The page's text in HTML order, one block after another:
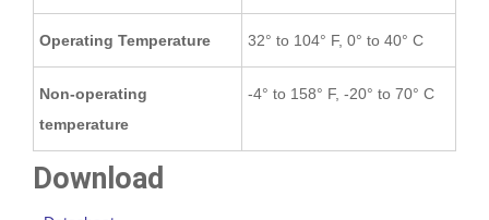
Operating Temperature 32° to 104° F, 0° to 40° C
Non-operating
temperature
-4° to 158° F, -20° to 70° C
Download